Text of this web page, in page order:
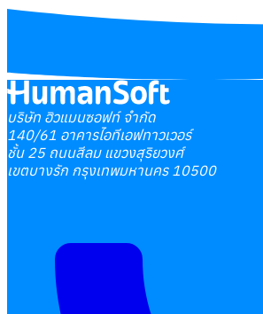
บริษัท ฮิวแมนซอฟท์ จำกัด
140/61 อาคารไอทีเอฟทาวเวอร์
ชั้น 25 ถนนสีลม แขวงสุริยวงศ์
เขตบางรัก กรุงเทพมหานคร 10500